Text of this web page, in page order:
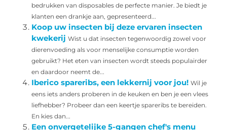
bedrukken van disposables de perfecte manier. Je biedt je
klanten een drankje aan, gepresenteerd...
Koop uw insecten bij deze ervaren insecten
kwekerij Wist u dat insecten tegenwoordig zowel voor
dierenvoeding als voor menselijke consumptie worden
gebruikt? Het eten van insecten wordt steeds populairder
en daardoor neemt de...
Iberico spareribs, een lekkernij voor jou! Wil je
eens iets anders proberen in de keuken en ben je een vlees
liefhebber? Probeer dan een keertje spareribs te bereiden.
En kies dan...
Een onvergetelijke 5-gangen chef's menu